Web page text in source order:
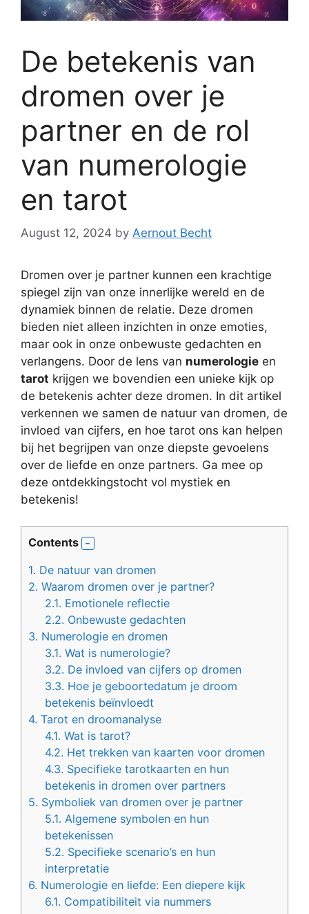
De betekenis van
dromen over je
partner en de rol
van numerologie
en tarot
August 12, 2024 by Aernout Becht
Dromen over je partner kunnen een krachtige
spiegel zijn van onze innerlijke wereld en de
dynamiek binnen de relatie. Deze dromen
bieden niet alleen inzichten in onze emoties,
maar ook in onze onbewuste gedachten en
verlangens. Door de lens van numerologie en
tarot krijgen we bovendien een unieke kijk op
de betekenis achter deze dromen. In dit artikel
verkennen we samen de natuur van dromen, de
invloed van cijfers, en hoe tarot ons kan helpen
bij het begrijpen van onze diepste gevoelens
over de liefde en onze partners. Ga mee op
deze ontdekkingstocht vol mystiek en
betekenis!
Contents
1. De natuur van dromen
2. Waarom dromen over je partner?
2.1. Emotionele reflectie
2.2. Onbewuste gedachten
3. Numerologie en dromen
3.1. Wat is numerologie?
3.2. De invloed van cijfers op dromen
3.3. Hoe je geboortedatum je droom
betekenis beïnvloedt
4. Tarot en droomanalyse
4.1. Wat is tarot?
4.2. Het trekken van kaarten voor dromen
4.3. Specifieke tarotkaarten en hun
betekenis in dromen over partners
5. Symboliek van dromen over je partner
5.1. Algemene symbolen en hun
betekenissen
5.2. Specifieke scenario’s en hun
interpretatie
6. Numerologie en liefde: Een diepere kijk
6.1. Compatibiliteit via nummers